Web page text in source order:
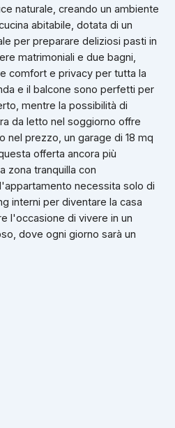
naturale, creando un ambiente
abitabile, dotata di un
per preparare deliziosi pasti in
matrimoniali e due bagni,
comfort e privacy per tutta la
e il balcone sono perfetti per
mentre la possibilità di
da letto nel soggiorno offre
nel prezzo, un garage di 18 mq
offerta ancora più
zona tranquilla con
necessita solo di
interni per diventare la casa
l'occasione di vivere in un
dove ogni giorno sarà un